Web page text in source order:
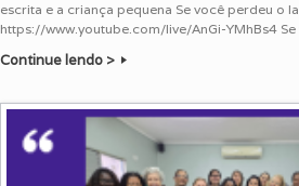
escrita e a criança pequena Se você perdeu o
https://www.youtube.com/live/AnGi-YMhBs4
Continue lendo >